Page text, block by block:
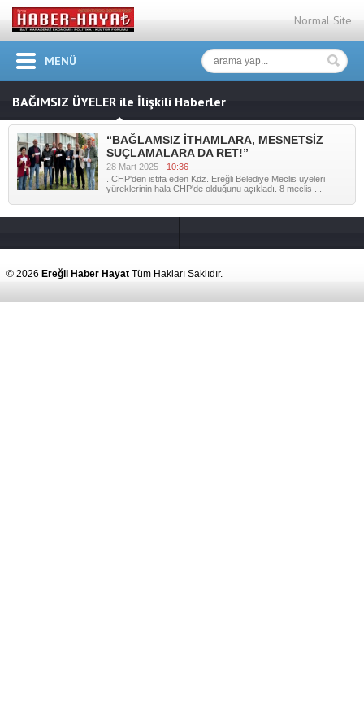
Normal Site
MENÜ
BAĞIMSIZ ÜYELER ile İlişkili Haberler
“BAĞLAMSIZ İTHAMLARA, MESNETSİZ
SUÇLAMALARA DA RET!”
28 Mart 2025 - 10:36
. CHP'den istifa eden Kdz. Ereğli Belediye Meclis üyeleri
yüreklerinin hala CHP'de olduğunu açıkladı. 8 meclis ...
© 2026 Ereğli Haber Hayat Tüm Hakları Saklıdır.